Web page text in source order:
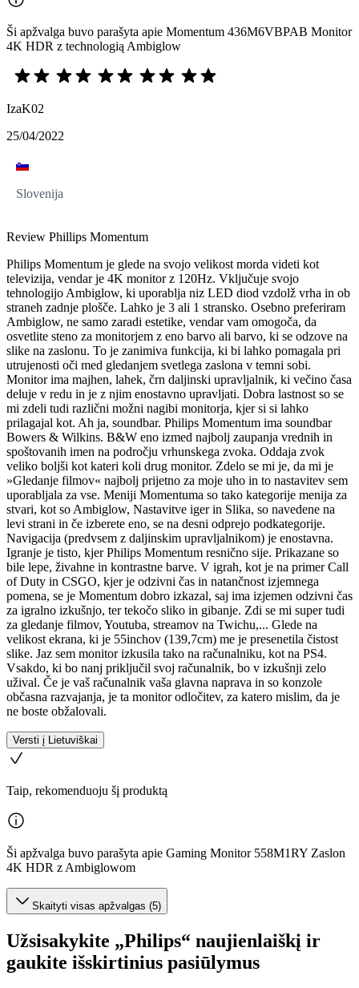
Ši apžvalga buvo parašyta apie Momentum 436M6VBPAB Monitor
4K HDR z technologią Ambiglow
IzaK02
25/04/2022
Slovenija
Review Phillips Momentum
Philips Momentum je glede na svojo velikost morda videti kot
televizija, vendar je 4K monitor z 120Hz. Vključuje svojo
tehnologijo Ambiglow, ki uporablja niz LED diod vzdolž vrha in ob
straneh zadnje plošče. Lahko je 3 ali 1 stransko. Osebno preferiram
Ambiglow, ne samo zaradi estetike, vendar vam omogoča, da
osvetlite steno za monitorjem z eno barvo ali barvo, ki se odzove na
slike na zaslonu. To je zanimiva funkcija, ki bi lahko pomagala pri
utrujenosti oči med gledanjem svetlega zaslona v temni sobi.
Monitor ima majhen, lahek, črn daljinski upravljalnik, ki večino časa
deluje v redu in je z njim enostavno upravljati. Dobra lastnost so se
mi zdeli tudi različni možni nagibi monitorja, kjer si si lahko
prilagajal kot. Ah ja, soundbar. Philips Momentum ima soundbar
Bowers & Wilkins. B&W eno izmed najbolj zaupanja vrednih in
spoštovanih imen na področju vrhunskega zvoka. Oddaja zvok
veliko boljši kot kateri koli drug monitor. Zdelo se mi je, da mi je
»Gledanje filmov« najbolj prijetno za moje uho in to nastavitev sem
uporabljala za vse. Meniji Momentuma so tako kategorije menija za
stvari, kot so Ambiglow, Nastavitve iger in Slika, so navedene na
levi strani in če izberete eno, se na desni odprejo podkategorije.
Navigacija (predvsem z daljinskim upravljalnikom) je enostavna.
Igranje je tisto, kjer Philips Momentum resnično sije. Prikazane so
bile lepe, živahne in kontrastne barve. V igrah, kot je na primer Call
of Duty in CSGO, kjer je odzivni čas in natančnost izjemnega
pomena, se je Momentum dobro izkazal, saj ima izjemen odzivni čas
za igralno izkušnjo, ter tekočo sliko in gibanje. Zdi se mi super tudi
za gledanje filmov, Youtuba, streamov na Twichu,... Glede na
velikost ekrana, ki je 55inchov (139,7cm) me je presenetila čistost
slike. Jaz sem monitor izkusila tako na računalniku, kot na PS4.
Vsakdo, ki bo nanj priključil svoj računalnik, bo v izkušnji zelo
užival. Če je vaš računalnik vaša glavna naprava in so konzole
občasna razvajanja, je ta monitor odločitev, za katero mislim, da je
ne boste obžalovali.
Versti į Lietuviškai
Taip, rekomenduoju šį produktą
Ši apžvalga buvo parašyta apie Gaming Monitor 558M1RY Zaslon
4K HDR z Ambiglowom
Skaityti visas apžvalgas (5)
Užsisakykite „Philips“ naujienlaiškį ir
gaukite išskirtinius pasiūlymus